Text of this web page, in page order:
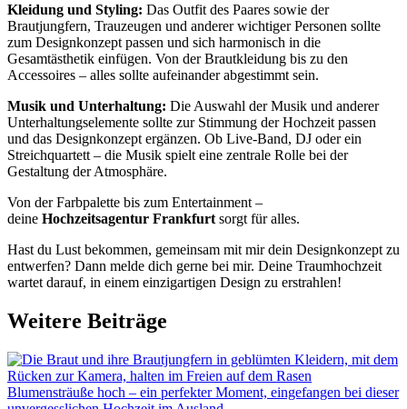
Kleidung und Styling: Das Outfit des Paares sowie der
Brautjungfern, Trauzeugen und anderer wichtiger Personen sollte
zum Designkonzept passen und sich harmonisch in die
Gesamtästhetik einfügen. Von der Brautkleidung bis zu den
Accessoires – alles sollte aufeinander abgestimmt sein.
Musik und Unterhaltung: Die Auswahl der Musik und anderer
Unterhaltungselemente sollte zur Stimmung der Hochzeit passen
und das Designkonzept ergänzen. Ob Live-Band, DJ oder ein
Streichquartett – die Musik spielt eine zentrale Rolle bei der
Gestaltung der Atmosphäre.
Von der Farbpalette bis zum Entertainment –
deine Hochzeitsagentur Frankfurt sorgt für alles.
Hast du Lust bekommen, gemeinsam mit mir dein Designkonzept zu
entwerfen? Dann melde dich gerne bei mir. Deine Traumhochzeit
wartet darauf, in einem einzigartigen Design zu erstrahlen!
Weitere Beiträge